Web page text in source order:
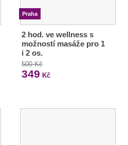
Praha
2 hod. ve wellness s
možností masáže pro 1
i 2 os.
500 Kč
349 Kč